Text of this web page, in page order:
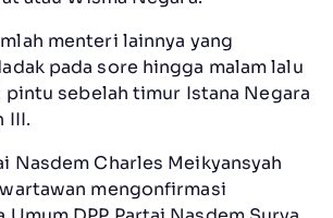
menteri lainnya yang
pada sore hingga malam lalu
sebelah timur Istana Negara
III.
Nasdem Charles Meikyansyah
mengonfirmasi